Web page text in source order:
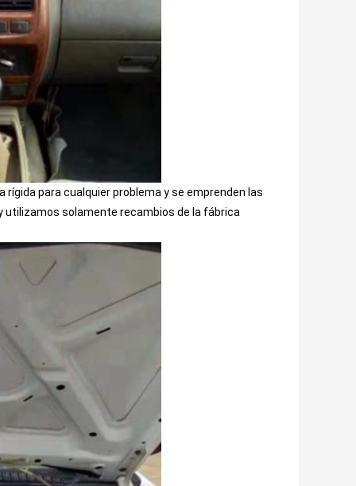
para cualquier problema y se emprenden las
utilizamos solamente recambios de la fábrica